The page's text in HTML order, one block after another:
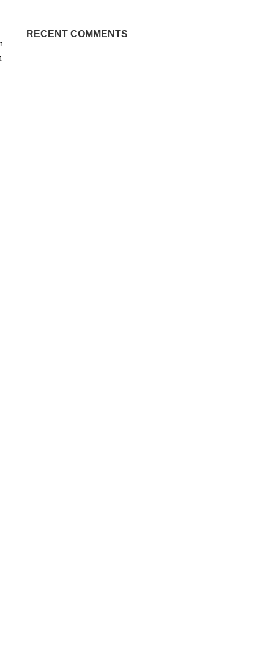
RECENT COMMENTS